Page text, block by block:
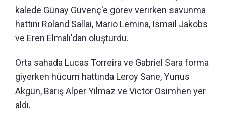
kalede Günay Güvenç'e görev verirken savunma
hattını Roland Sallai, Mario Lemina, Ismail Jakobs
ve Eren Elmalı'dan oluşturdu.
Orta sahada Lucas Torreira ve Gabriel Sara forma
giyerken hücum hattında Leroy Sane, Yunus
Akgün, Barış Alper Yılmaz ve Victor Osimhen yer
aldı.